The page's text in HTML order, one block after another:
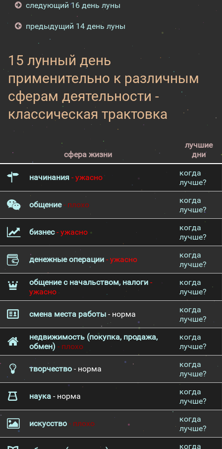
следующий 16 день луны
предыдущий 14 день луны
15 лунный день
применительно к различным
сферам деятельности -
классическая трактовка
сфера жизни
лучшие
дни
начинания - ужасно
когда
лучше?
общение- плохо
когда
лучше?
бизнес- ужасно
когда
лучше?
денежные операции - ужасно
когда
лучше?
общение с начальством, налоги -
ужасно
когда
лучше?
смена места работы - норма
когда
лучше?
недвижимость (покупка, продажа,
обмен) - плохо
когда
лучше?
творчество - норма
когда
лучше?
наука - норма
когда
лучше?
искусство - плохо
когда
лучше?
когда